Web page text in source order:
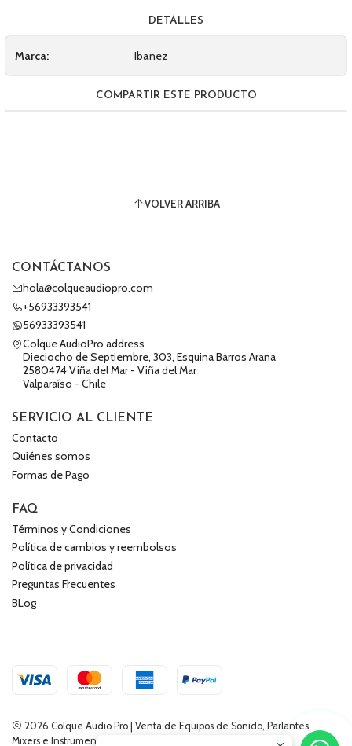
DETALLES
Marca: Ibanez
COMPARTIR ESTE PRODUCTO
VOLVER ARRIBA
CONTÁCTANOS
hola@colqueaudiopro.com
+56933393541
56933393541
Colque AudioPro address
Dieciocho de Septiembre, 303, Esquina Barros Arana
2580474 Viña del Mar - Viña del Mar
Valparaíso - Chile
SERVICIO AL CLIENTE
Contacto
Quiénes somos
Formas de Pago
FAQ
Términos y Condiciones
Política de cambios y reembolsos
Política de privacidad
Preguntas Frecuentes
BLog
2026 Colque Audio Pro | Venta de Equipos de Sonido, Parlantes,
Mixers e Instrumentos Musicales.